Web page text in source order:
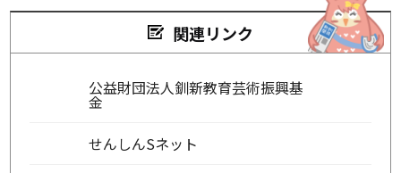
関連リンク
公益財団法人釧新教育芸術振興基
金
せんしんSネット